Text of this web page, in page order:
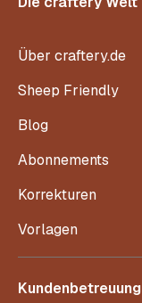
Über craftery.de
Sheep Friendly
Blog
Abonnements
Korrekturen
Vorlagen
Kundenbetreuung